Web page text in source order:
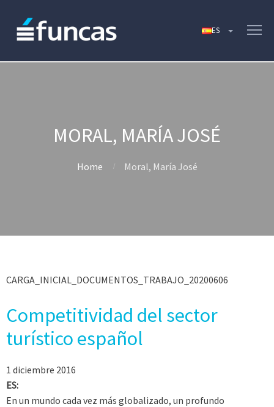
MORAL, MARÍA JOSÉ
Home Moral, María José
CARGA_INICIAL_DOCUMENTOS_TRABAJO_20200606
Competitividad del sector
turístico español
1 diciembre 2016
ES:
En un mundo cada vez más globalizado, un profundo